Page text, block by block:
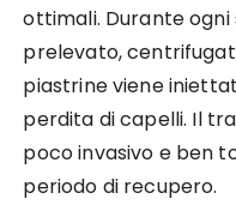
ottimali. Durante ogni
prelevato,
piastrine viene
perdita di capelli. Il
poco invasivo e ben
periodo di recupero.